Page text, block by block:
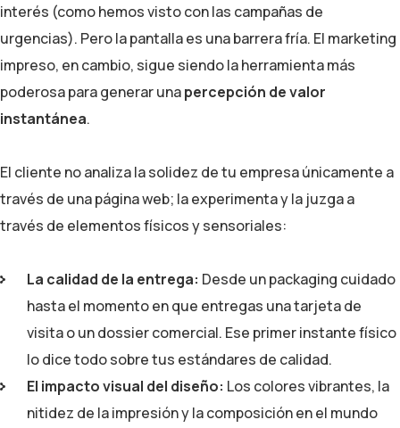
interés (como hemos visto con las campañas de
urgencias). Pero la pantalla es una barrera fría. El marketing
impreso, en cambio, sigue siendo la herramienta más
poderosa para generar unapercepción de valor
instantánea.
El cliente no analiza la solidez de tu empresa únicamente a
través de una página web; la experimenta y la juzga a
través de elementos físicos y sensoriales:
La calidad de la entrega: Desde un packaging cuidado
hasta el momento en que entregas una tarjeta de
visita o un dossier comercial. Ese primer instante físico
lo dice todo sobre tus estándares de calidad.
El impacto visual del diseño: Los colores vibrantes, la
nitidez de la impresión y la composición en el mundo